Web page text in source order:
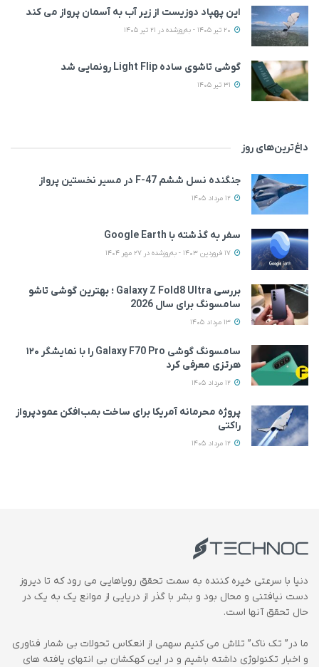
این پهپاد دوزیست از زیر آب به آسمان پرواز می‌ کند
گوشی تاشوی ساده Light Flip رونمایی شد
داغ‌ترین‌های روز
جنگنده نسل ششم F-47 در مسیر نخستین پرواز
سفر به گذشته با Google Earth
بررسی Galaxy Z Fold8 Ultra ؛ بهترین گوشی تاشو
سامسونگ برای سال 2026
سامسونگ گوشی Galaxy F70 Pro را با نمایشگر ۱۲۰
هرتزی معرفی کرد
پروژه محرمانه آمریکا برای ساخت بمب‌افکن عمودپرواز
راکتی
دنیا با سرعتی خیره کننده به سمت تحقق رویاهایی می رود که تا دیروز
دست نیافتنی و محال بود و بشر با گذر از دریایی از موانع یک به یک در
حال تحقق آنها است.
ما در” تک ناک” تلاش می کنیم سهمی از انعکاس تحولات بی شمار فناوری
و اخبار تکنولوژی داشته باشیم و در این کهکشان بی انتهای یافته های